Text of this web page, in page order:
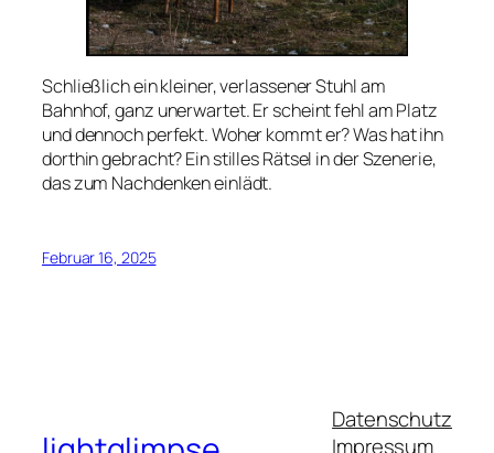
Schließlich ein kleiner, verlassener Stuhl am
Bahnhof, ganz unerwartet. Er scheint fehl am Platz
und dennoch perfekt. Woher kommt er? Was hat ihn
dorthin gebracht? Ein stilles Rätsel in der Szenerie,
das zum Nachdenken einlädt.
Februar 16, 2025
Datenschutz
Impressum